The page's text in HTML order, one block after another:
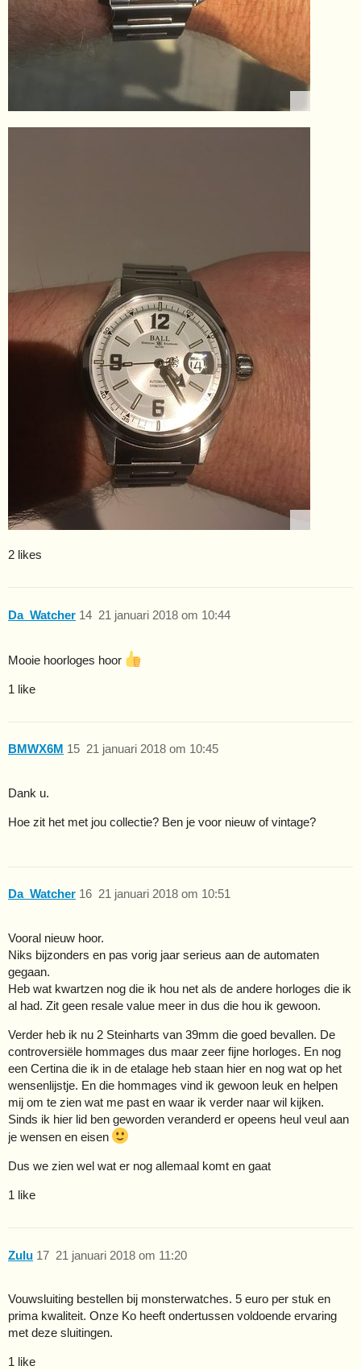
2 likes
Da_Watcher 21 januari 2018 om 10:44
14
Mooie hoorloges hoor
1 like
BMWX6M 21 januari 2018 om 10:45
15
Dank u.
Hoe zit het met jou collectie? Ben je voor nieuw of vintage?
Da_Watcher 21 januari 2018 om 10:51
16
Vooral nieuw hoor.
Niks bijzonders en pas vorig jaar serieus aan de automaten
gegaan.
Heb wat kwartzen nog die ik hou net als de andere horloges die ik
al had. Zit geen resale value meer in dus die hou ik gewoon.
Verder heb ik nu 2 Steinharts van 39mm die goed bevallen. De
controversiële hommages dus maar zeer fijne horloges. En nog
een Certina die ik in de etalage heb staan hier en nog wat op het
wensenlijstje. En die hommages vind ik gewoon leuk en helpen
mij om te zien wat me past en waar ik verder naar wil kijken.
Sinds ik hier lid ben geworden veranderd er opeens heul veul aan
je wensen en eisen
Dus we zien wel wat er nog allemaal komt en gaat
1 like
Zulu 21 januari 2018 om 11:20
17
Vouwsluiting bestellen bij monsterwatches. 5 euro per stuk en
prima kwaliteit. Onze Ko heeft ondertussen voldoende ervaring
met deze sluitingen.
1 like